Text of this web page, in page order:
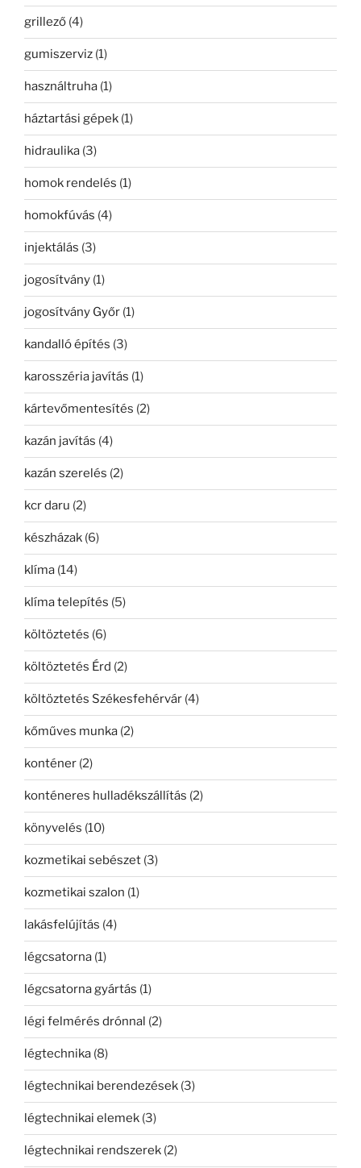
grillező (4)
gumiszerviz (1)
használtruha (1)
háztartási gépek (1)
hidraulika (3)
homok rendelés (1)
homokfúvás (4)
injektálás (3)
jogosítvány (1)
jogosítvány Győr (1)
kandalló építés (3)
karosszéria javítás (1)
kártevőmentesítés (2)
kazán javítás (4)
kazán szerelés (2)
kcr daru (2)
készházak (6)
klíma (14)
klíma telepítés (5)
költöztetés (6)
költöztetés Érd (2)
költöztetés Székesfehérvár (4)
kőműves munka (2)
konténer (2)
konténeres hulladékszállítás (2)
könyvelés (10)
kozmetikai sebészet (3)
kozmetikai szalon (1)
lakásfelújítás (4)
légcsatorna (1)
légcsatorna gyártás (1)
légi felmérés drónnal (2)
légtechnika (8)
légtechnikai berendezések (3)
légtechnikai elemek (3)
légtechnikai rendszerek (2)